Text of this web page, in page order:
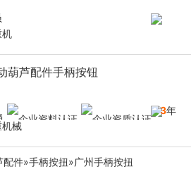
机
葫芦配件手柄按钮
13年
机械
配件»手柄按扭»广州手柄按扭